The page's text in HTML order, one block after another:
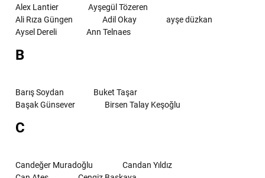
Alex Lantier
Ayşegül Tözeren
Ali Rıza Güngen
Adil Okay
ayşe düzkan
Aysel Dereli
Ann Telnaes
B
Barış Soydan
Buket Taşar
Başak Günsever
Birsen Talay Keşoğlu
C
Candeğer Muradoğlu
Candan Yıldız